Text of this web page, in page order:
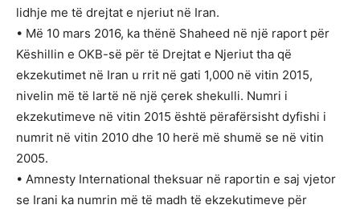
lidhje me të drejtat e njeriut në Iran.
• Më 10 mars 2016, ka thënë Shaheed në një raport për
Këshillin e OKB-së për të Drejtat e Njeriut tha që
ekzekutimet në Iran u rrit në gati 1,000 në vitin 2015,
nivelin më të lartë në një çerek shekulli. Numri i
ekzekutimeve në vitin 2015 është përafërsisht dyfishi i
numrit në vitin 2010 dhe 10 herë më shumë se në vitin
2005.
• Amnesty International theksuar në raportin e saj vjetor
se Irani ka numrin më të madh të ekzekutimeve për